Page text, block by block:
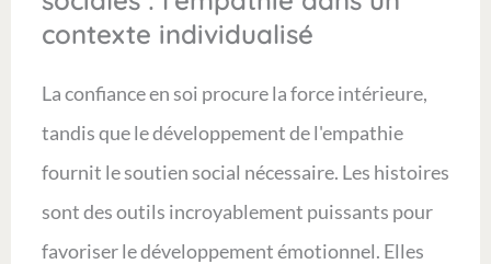
contexte individualisé
La confiance en soi procure la force intérieure,
tandis que le développement de l'empathie
fournit le soutien social nécessaire. Les histoires
sont des outils incroyablement puissants pour
favoriser le développement émotionnel. Elles